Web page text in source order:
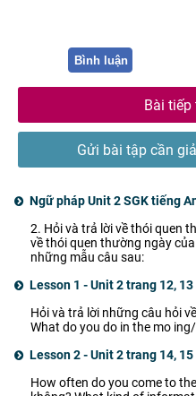
Bình luận
Bài tiếp
Gửi bài tập cần
Ngữ pháp Unit 2 SGK tiếng
2. Hỏi và trả lời về thói quen
về thói quen thường ngày
những mẫu câu sau:
Lesson 1 - Unit 2 trang 12,
Hỏi và trả lời những câu hỏi
What do you do in the mo
Lesson 2 - Unit 2 trang 14,
How often do you come to